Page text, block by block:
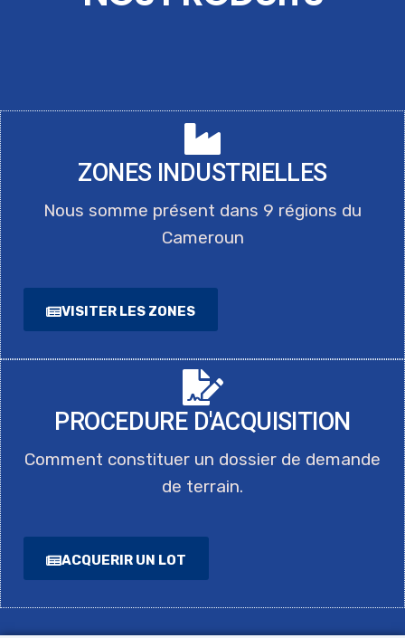
ZONES INDUSTRIELLES
Nous somme présent dans 9 régions du
Cameroun
VISITER LES ZONES
PROCEDURE D'ACQUISITION
Comment constituer un dossier de demande
de terrain.
ACQUERIR UN LOT